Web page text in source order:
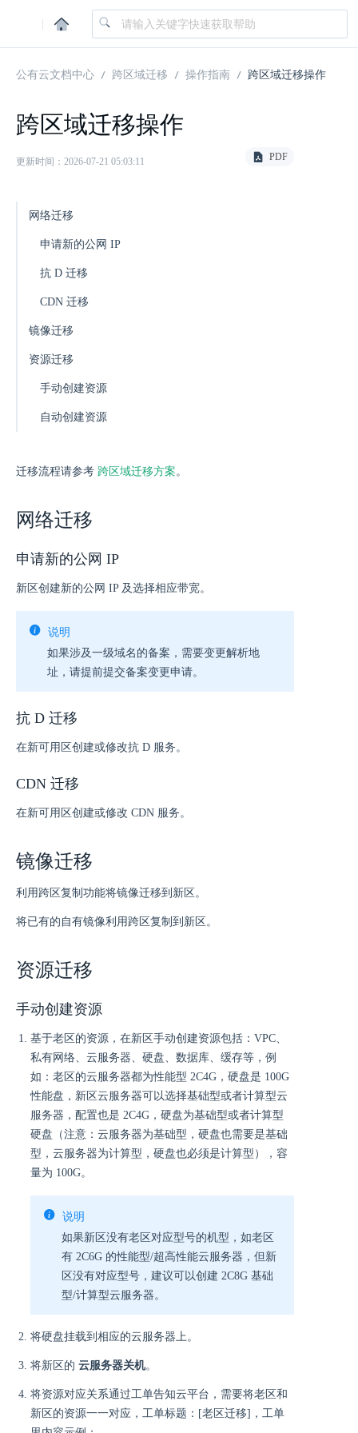
|
公有云文档中心 跨区域迁移 操作指南 跨区域迁移操作
跨区域迁移操作
更新时间：2026-07-21 05:03:11 PDF
网络迁移
申请新的公网 IP
抗 D 迁移
CDN 迁移
镜像迁移
资源迁移
手动创建资源
自动创建资源
迁移流程请参考 跨区域迁移方案。
网络迁移
申请新的公网 IP
新区创建新的公网 IP 及选择相应带宽。
说明
如果涉及一级域名的备案，需要变更解析地
址，请提前提交备案变更申请。
抗 D 迁移
在新可用区创建或修改抗 D 服务。
CDN 迁移
在新可用区创建或修改 CDN 服务。
镜像迁移
利用跨区复制功能将镜像迁移到新区。
将已有的自有镜像利用跨区复制到新区。
资源迁移
手动创建资源
基于老区的资源，在新区手动创建资源包括：VPC、
私有网络、云服务器、硬盘、数据库、缓存等，例
如：老区的云服务器都为性能型 2C4G，硬盘是 100G
性能盘，新区云服务器可以选择基础型或者计算型云
服务器，配置也是 2C4G，硬盘为基础型或者计算型
硬盘（注意：云服务器为基础型，硬盘也需要是基础
型，云服务器为计算型，硬盘也必须是计算型），容
量为 100G。
说明
如果新区没有老区对应型号的机型，如老区
有 2C6G 的性能型/超高性能云服务器，但新
区没有对应型号，建议可以创建 2C8G 基础
型/计算型云服务器。
将硬盘挂载到相应的云服务器上。
将新区的 云服务器关机。
将资源对应关系通过工单告知云平台，需要将老区和
新区的资源一一对应，工单标题：[老区迁移]，工单